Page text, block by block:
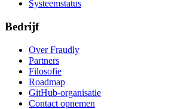
Systeemstatus
Bedrijf
Over Fraudly
Partners
Filosofie
Roadmap
GitHub-organisatie
Contact opnemen